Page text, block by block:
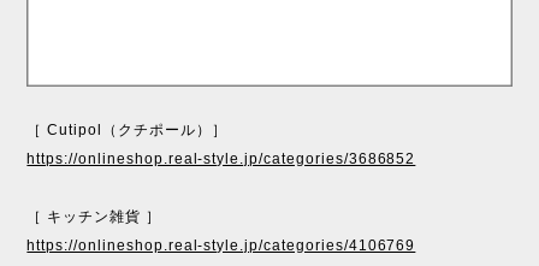
［ Cutipol（クチポール）］
https://onlineshop.real-style.jp/categories/3686852
［ キッチン雑貨 ］
https://onlineshop.real-style.jp/categories/4106769